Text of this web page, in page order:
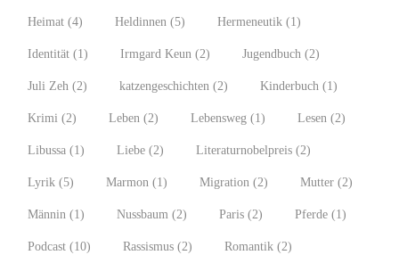
Heimat (4) Heldinnen (5) Hermeneutik (1)
Identität (1) Irmgard Keun (2) Jugendbuch (2)
Juli Zeh (2) katzengeschichten (2) Kinderbuch (1)
Krimi (2) Leben (2) Lebensweg (1) Lesen (2)
Libussa (1) Liebe (2) Literaturnobelpreis (2)
Lyrik (5) Marmon (1) Migration (2) Mutter (2)
Männin (1) Nussbaum (2) Paris (2) Pferde (1)
Podcast (10) Rassismus (2) Romantik (2)